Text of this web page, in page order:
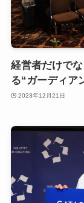
経営者だけで
る“ガーディア
2023年12月21日